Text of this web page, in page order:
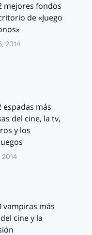
mejores fondos
de «Juego
2014
espadas más
del cine, la tv,
y los
2014
vampiras más
cine y la